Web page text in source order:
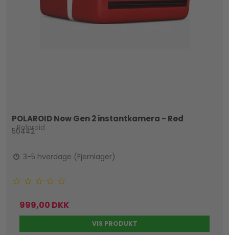
POLAROID Now Gen 2 instantkamera - Rød
Polaroid
50442
3-5 hverdage (Fjernlager)
999,00 DKK
VIS PRODUKT